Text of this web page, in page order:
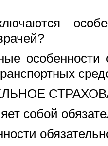
особенности
собой